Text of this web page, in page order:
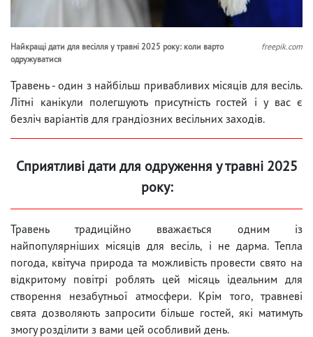
Найкращі дати для весілля у травні 2025 року: коли варто
одружуватися
freepik.com
Травень - один з найбільш привабливих місяців для весіль.
Літні канікули полегшують присутність гостей і у вас є
безліч варіантів для грандіозних весільних заходів.
Сприятливі дати для одруження у травні 2025
року:
Травень традиційно вважається одним із
найпопулярніших місяців для весіль, і не дарма. Тепла
погода, квітуча природа та можливість провести свято на
відкритому повітрі роблять цей місяць ідеальним для
створення незабутньої атмосфери. Крім того, травневі
свята дозволяють запросити більше гостей, які матимуть
змогу розділити з вами цей особливий день.